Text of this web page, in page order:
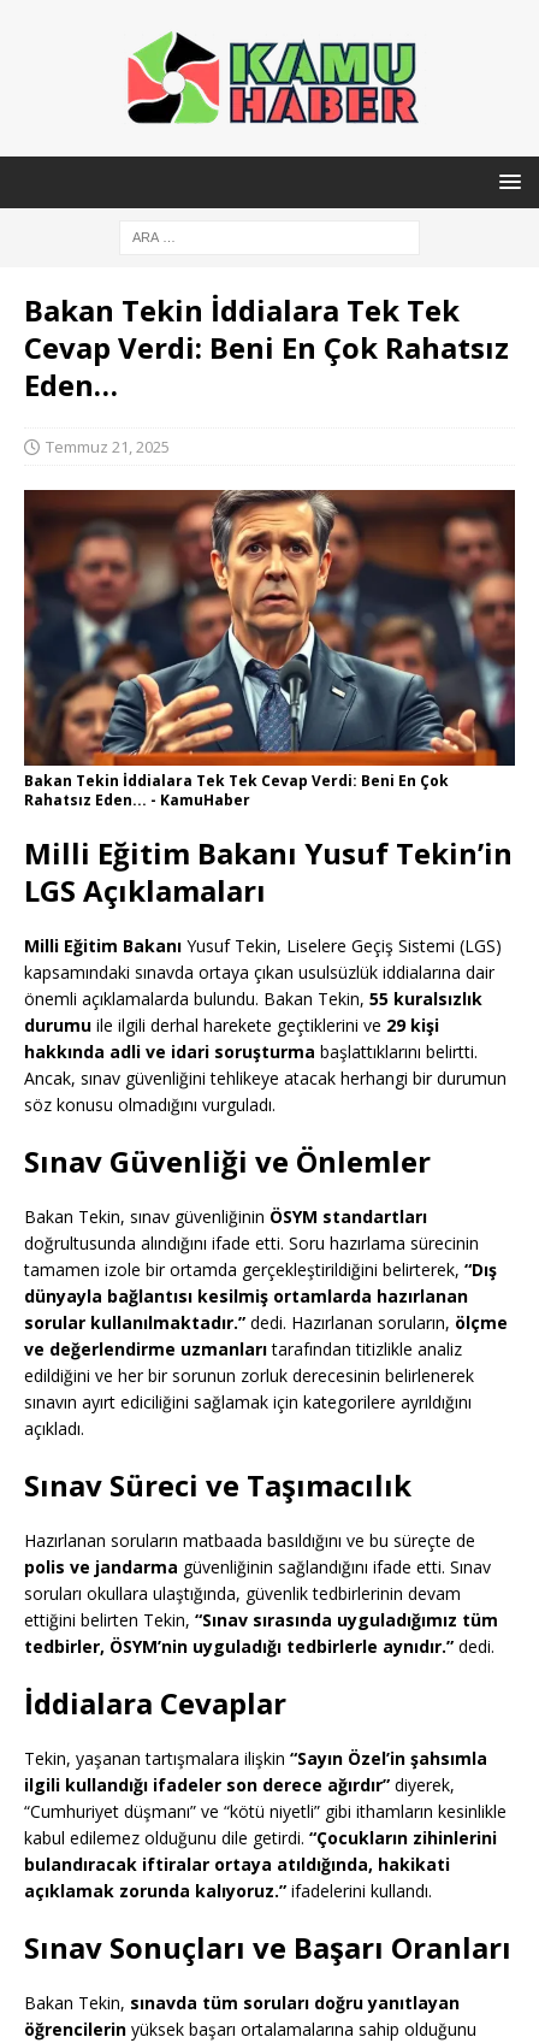
Bakan Tekin İddialara Tek Tek
Cevap Verdi: Beni En Çok Rahatsız
Eden…
Temmuz 21, 2025
Bakan Tekin İddialara Tek Tek Cevap Verdi: Beni En Çok
Rahatsız Eden... - KamuHaber
Milli Eğitim Bakanı Yusuf Tekin’in
LGS Açıklamaları
Milli Eğitim Bakanı Yusuf Tekin, Liselere Geçiş Sistemi (LGS)
kapsamındaki sınavda ortaya çıkan usulsüzlük iddialarına dair
önemli açıklamalarda bulundu. Bakan Tekin, 55 kuralsızlık
durumu ile ilgili derhal harekete geçtiklerini ve 29 kişi
hakkında adli ve idari soruşturma başlattıklarını belirtti.
Ancak, sınav güvenliğini tehlikeye atacak herhangi bir durumun
söz konusu olmadığını vurguladı.
Sınav Güvenliği ve Önlemler
Bakan Tekin, sınav güvenliğinin ÖSYM standartları
doğrultusunda alındığını ifade etti. Soru hazırlama sürecinin
tamamen izole bir ortamda gerçekleştirildiğini belirterek, “Dış
dünyayla bağlantısı kesilmiş ortamlarda hazırlanan
sorular kullanılmaktadır.” dedi. Hazırlanan soruların, ölçme
ve değerlendirme uzmanlarıtarafından titizlikle analiz
edildiğini ve her bir sorunun zorluk derecesinin belirlenerek
sınavın ayırt ediciliğini sağlamak için kategorilere ayrıldığını
açıkladı.
Sınav Süreci ve Taşımacılık
Hazırlanan soruların matbaada basıldığını ve bu süreçte de
polis ve jandarma güvenliğinin sağlandığını ifade etti. Sınav
soruları okullara ulaştığında, güvenlik tedbirlerinin devam
ettiğini belirten Tekin, “Sınav sırasında uyguladığımız tüm
tedbirler, ÖSYM’nin uyguladığı tedbirlerle aynıdır.” dedi.
İddialara Cevaplar
Tekin, yaşanan tartışmalara ilişkin “Sayın Özel’in şahsımla
ilgili kullandığı ifadeler son derece ağırdır” diyerek,
“Cumhuriyet düşmanı” ve “kötü niyetli” gibi ithamların kesinlikle
kabul edilemez olduğunu dile getirdi. “Çocukların zihinlerini
bulandıracak iftiralar ortaya atıldığında, hakikati
açıklamak zorunda kalıyoruz.” ifadelerini kullandı.
Sınav Sonuçları ve Başarı Oranları
Bakan Tekin, sınavda tüm soruları doğru yanıtlayan
öğrencilerin yüksek başarı ortalamalarına sahip olduğunu